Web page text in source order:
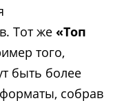
Тот же «Топ
того,
быть более
собрав